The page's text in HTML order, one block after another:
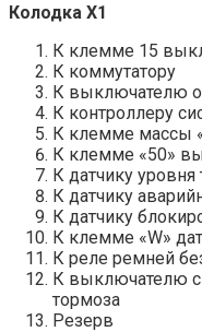
Колодка X1
К клемме 15
К коммутатору
К выключателю
К контроллеру
К клемме массы
К клемме «50»
К датчику
К датчику
К датчику
К клемме «W»
К реле ремней
К выключателю
тормоза
Резерв